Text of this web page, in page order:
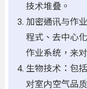
技术堆叠。
加密通讯与作
程式、去中心
作业系统，来
生物技术：包
对室内空气品